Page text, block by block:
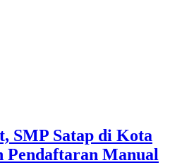
SMP Satap di Kota
Pendaftaran Manual